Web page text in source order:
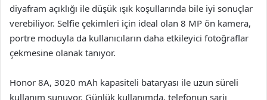
diyafram açıklığı ile düşük ışık koşullarında bile iyi sonuçlar
verebiliyor. Selfie çekimleri için ideal olan 8 MP ön kamera,
portre moduyla da kullanıcıların daha etkileyici fotoğraflar
çekmesine olanak tanıyor.
Honor 8A, 3020 mAh kapasiteli bataryası ile uzun süreli
kullanım sunuyor. Günlük kullanımda, telefonun şarjı